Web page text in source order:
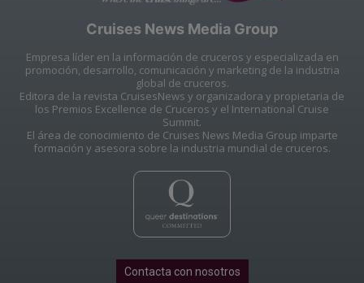
Cruises News Media Group
Empresa líder en la información de cruceros y especializada en
promoción, desarrollo, comunicación y marketing de la industria
global de cruceros.
Editora de la revista CruisesNews y organizadora y propietaria de
los Premios Excellence de Cruceros y el International Cruise
Summit.
El área de conocimiento de Cruises News Media Group imparte
formación y asesora sobre la industria mundial de cruceros.
Contacta con nosotros